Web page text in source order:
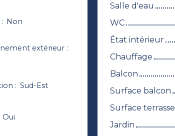
: Non
extérieur:
: Sud-Est
Oui
Salle d'eau
WC
État intérieur
Chauffage
Balcon
Surface balcon
Surface terrasse
Jardin